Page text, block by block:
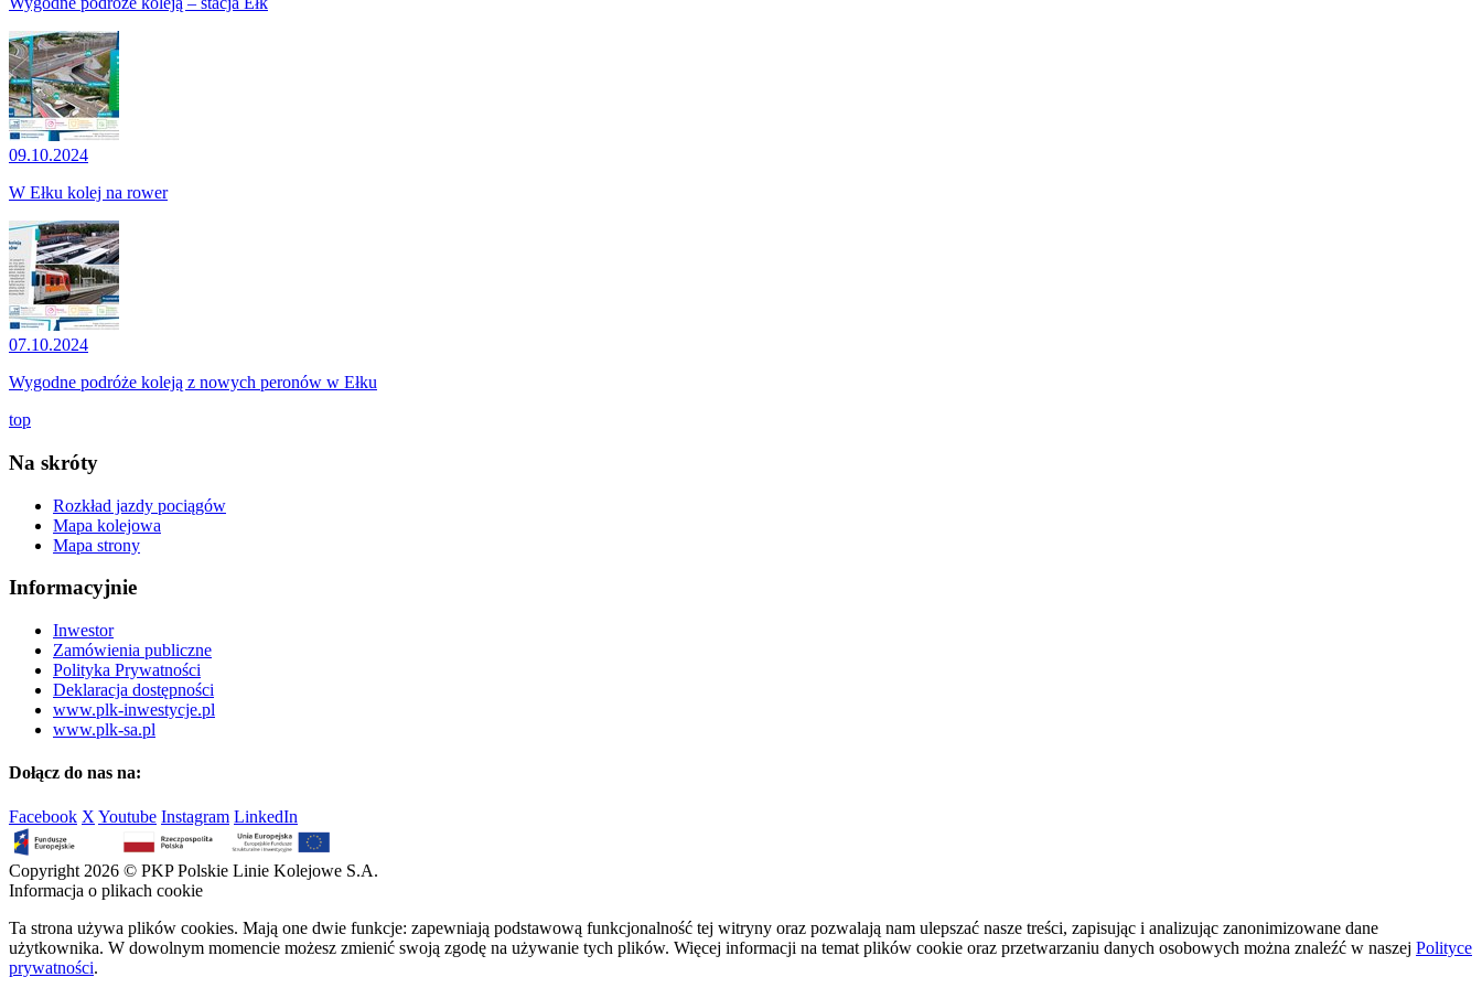
09.10.2024
W Ełku kolej na rower
07.10.2024
Wygodne podróże koleją z nowych peronów w Ełku
top
Na skróty
Rozkład jazdy pociągów
Mapa kolejowa
Mapa strony
Informacyjnie
Inwestor
Zamówienia publiczne
Polityka Prywatności
Deklaracja dostępności
www.plk-inwestycje.pl
www.plk-sa.pl
Dołącz do nas na:
Facebook X Youtube Instagram LinkedIn
Copyright 2026 © PKP Polskie Linie Kolejowe S.A.
Informacja o plikach cookie
Ta strona używa plików cookies. Mają one dwie funkcje: zapewniają podstawową funkcjonalność tej witryny oraz pozwalają nam ulepszać nasze treści, zapisując i analizując zanonimizowane dane
użytkownika. W dowolnym momencie możesz zmienić swoją zgodę na używanie tych plików. Więcej informacji na temat plików cookie oraz przetwarzaniu danych osobowych można znaleźć w naszej Polityce
prywatności.